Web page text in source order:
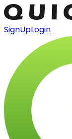
SignUpLogin